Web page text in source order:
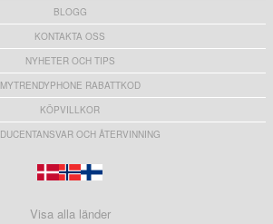
BLOGG
KONTAKTA OSS
NYHETER OCH TIPS
MYTRENDYPHONE RABATTKOD
KÖPVILLKOR
OCH ÅTERVINNING
Visa alla länder